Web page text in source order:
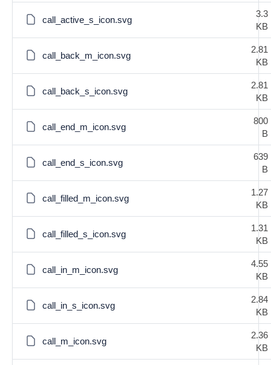
call_active_s_icon.svg
3.3
KB
call_back_m_icon.svg
2.81
KB
call_back_s_icon.svg
2.81
KB
call_end_m_icon.svg
800
B
call_end_s_icon.svg
639
B
call_filled_m_icon.svg
1.27
KB
call_filled_s_icon.svg
1.31
KB
call_in_m_icon.svg
4.55
KB
call_in_s_icon.svg
2.84
KB
call_m_icon.svg
2.36
KB